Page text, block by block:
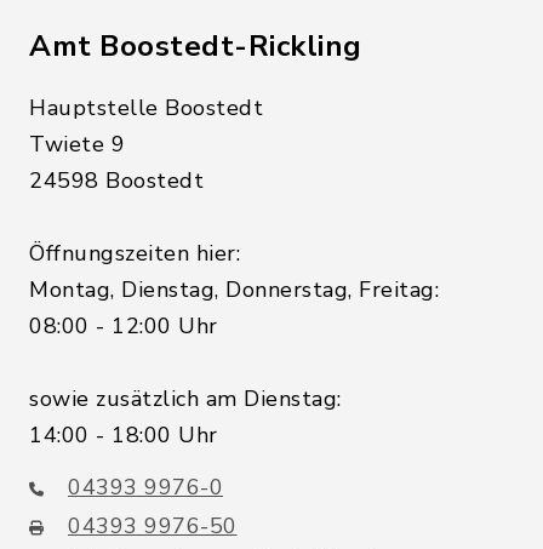
Amt Boostedt-Rickling
Hauptstelle Boostedt
Twiete 9
24598 Boostedt
Öffnungszeiten hier:
Montag, Dienstag, Donnerstag, Freitag:
08:00 - 12:00 Uhr
sowie zusätzlich am Dienstag:
14:00 - 18:00 Uhr
04393 9976-0
04393 9976-50